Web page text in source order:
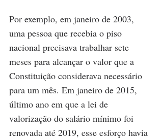
Por exemplo, em janeiro de 2003,
uma pessoa que recebia o piso
nacional precisava trabalhar sete
meses para alcançar o valor que a
Constituição considerava necessário
para um mês. Em janeiro de 2015,
último ano em que a lei de
valorização do salário mínimo foi
renovada até 2019, esse esforço havia